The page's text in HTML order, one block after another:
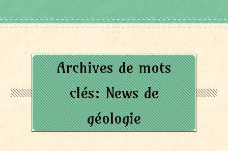
Archives de mots
clés:News de
géologie